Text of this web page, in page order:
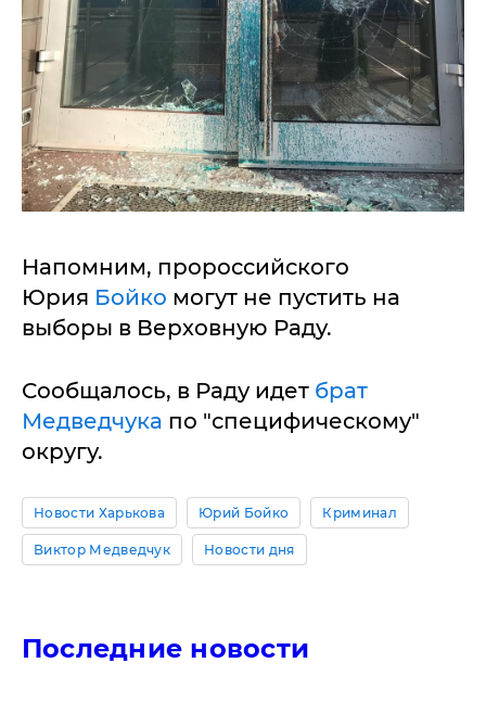
Напомним, пророссийского
Юрия Бойко могут не пустить на
выборы в Верховную Раду.
Сообщалось, в Раду идет брат
Медведчука по "специфическому"
округу.
Новости Харькова Юрий Бойко Криминал
Виктор Медведчук Новости дня
Последние новости